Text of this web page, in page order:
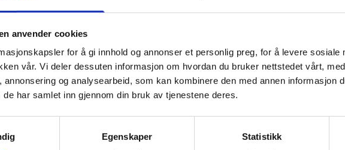
anvender cookies
for å gi innhold og annonser et personlig preg, for å levere sosiale
vår. Vi deler dessuten informasjon om hvordan du bruker nettstedet vårt,
annonsering og analysearbeid, som kan kombinere den med annen informasjon
de har samlet inn gjennom din bruk av tjenestene deres.
Egenskaper Statistikk